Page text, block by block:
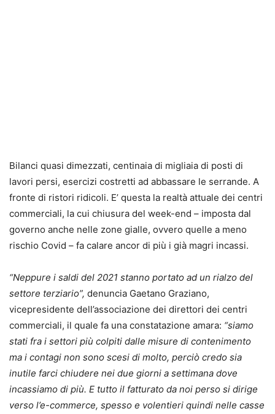
Bilanci quasi dimezzati, centinaia di migliaia di posti di
lavori persi, esercizi costretti ad abbassare le serrande. A
fronte di ristori ridicoli. E’ questa la realtà attuale dei centri
commerciali, la cui chiusura del week-end – imposta dal
governo anche nelle zone gialle, ovvero quelle a meno
rischio Covid – fa calare ancor di più i già magri incassi.
“Neppure i saldi del 2021 stanno portato ad un rialzo del
settore terziario”, denuncia Gaetano Graziano,
vicepresidente dell’associazione dei direttori dei centri
commerciali, il quale fa una constatazione amara: “siamo
stati fra i settori più colpiti dalle misure di contenimento
ma i contagi non sono scesi di molto, perciò credo sia
inutile farci chiudere nei due giorni a settimana dove
incassiamo di più. E tutto il fatturato da noi perso si dirige
verso l’e-commerce, spesso e volentieri quindi nelle casse